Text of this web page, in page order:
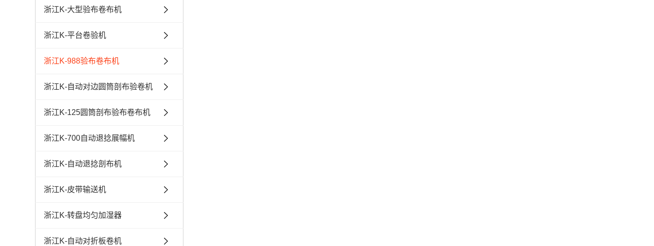
浙江K-大型验布卷布机
浙江K-平台卷验机
浙江K-988验布卷布机
浙江K-自动对边圆筒剖布验卷机
浙江K-125圆筒剖布验布卷布机
浙江K-700自动退捻展幅机
浙江K-自动退捻剖布机
浙江K-皮带输送机
浙江K-转盘均匀加湿器
浙江K-自动对折板卷机